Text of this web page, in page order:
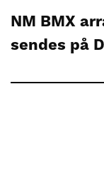
NM BMX
sendes på